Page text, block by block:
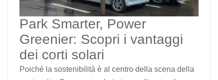
Park Smarter, Power
Greenier: Scopri i vantaggi
dei corti solari
Poiché la sostenibilità è al centro della scena della